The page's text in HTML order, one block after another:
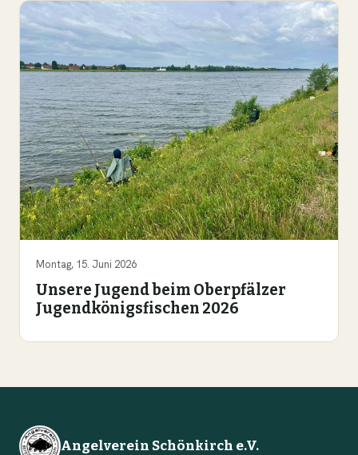
Montag, 15. Juni 2026
Unsere Jugend beim Oberpfälzer
Jugendkönigsfischen 2026
Angelverein Schönkirch e.V.